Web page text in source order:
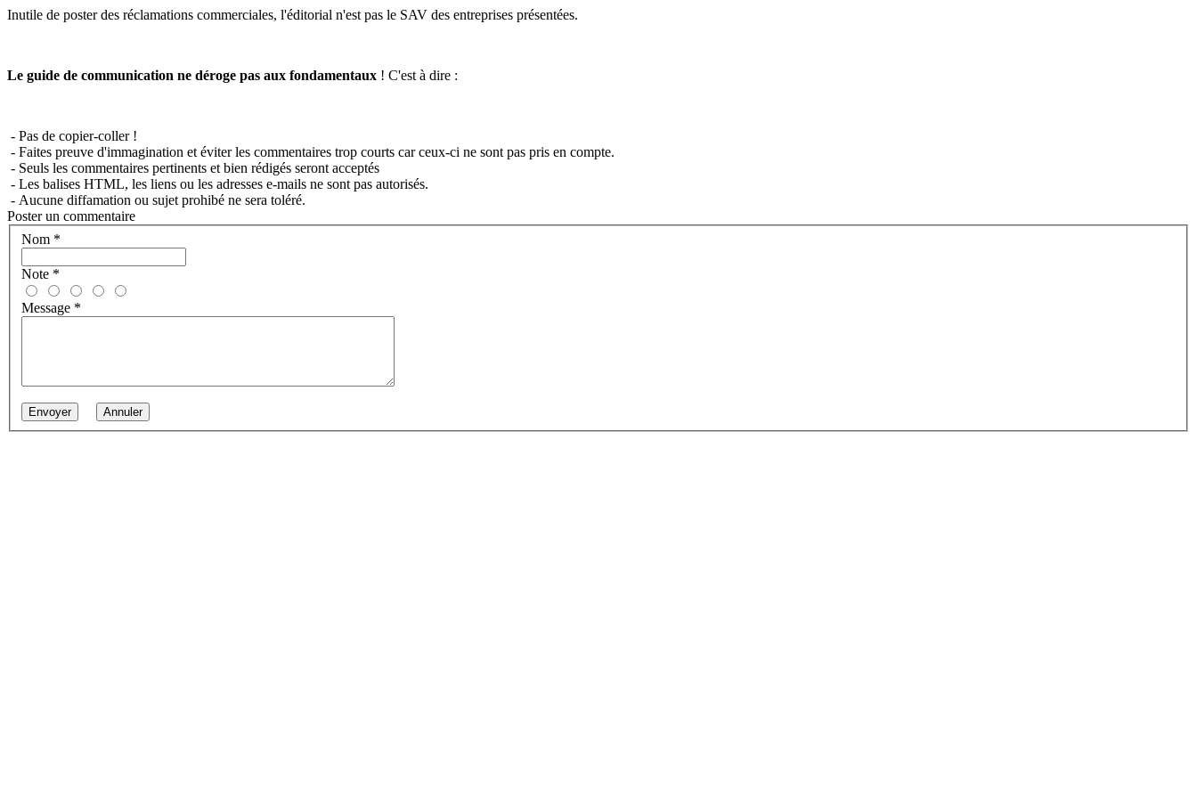
Inutile de poster des réclamations commerciales, l'éditorial n'est pas le SAV des entreprises présentées.
Le guide de communication ne déroge pas aux fondamentaux ! C'est à dire :
- Pas de copier-coller !
- Faites preuve d'immagination et éviter les commentaires trop courts car ceux-ci ne sont pas pris en compte.
- Seuls les commentaires pertinents et bien rédigés seront acceptés
- Les balises HTML, les liens ou les adresses e-mails ne sont pas autorisés.
- Aucune diffamation ou sujet prohibé ne sera toléré.
Poster un commentaire
Nom *
Note *
Message *